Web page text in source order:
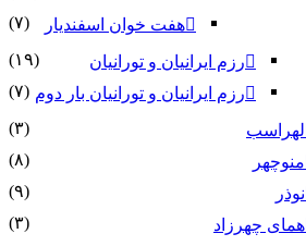
هفت خوان اسفندیار
(۷)
رزم ایرانیان و تورانیان
(۱۹)
رزم ایرانیان و تورانیان بار دوم (۷)
لهراسب
(۳)
منوچهر
(۸)
نوذر
(۹)
هماى چهرزاد
(۳)